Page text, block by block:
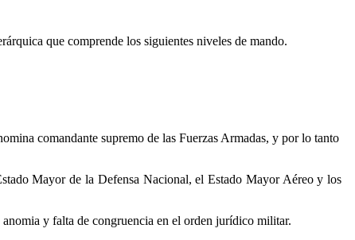
que comprende los siguientes niveles de mando.
comandante supremo de las Fuerzas Armadas, y por lo tanto
Mayor de la Defensa Nacional, el Estado Mayor Aéreo y los
y falta de congruencia en el orden jurídico militar.